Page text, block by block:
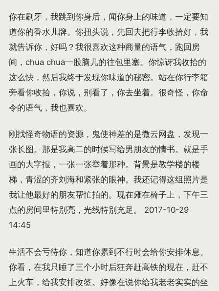
你在刷牙，我跳到你身后，闻你身上的味道，一定要知
道你的香水儿牌。你扭头说，先回去把行李收拾好，我
就告诉你，好吗？我很喜欢这种商量的语气，跑回房
间，chua chua一股脑儿的往包里塞。你惊讶我收拾的
这么快，然后我终于发现你味道的秘密。站在你行李箱
旁看你收拾，你说，别看了，你去坐着。很奇怪，你命
令的语气，我也喜欢。
刚找怪奇物语的资源，鬼使神差的是微云网盘，发现一
张长图。那是我高二的时候写给男朋友的情书。就是手
画的大字报，一张一张举着那种。背景是教学楼的楼
梯，青涩的齐刘海和紧张的眼神。我还记得这组照片是
我让他最好的朋友帮忙拍的。现在瘫在椅子上，下午三
点的房间里特别亮，光线特别充足。 2017-10-29
14:45
生活不会亏待你，知道你累到不行时会给你安排休息。
你看，在我只睡了三个小时后狂奔赶高铁的现在，赶不
上火车，给我安排改签。好像在说你给我老老实实的坐